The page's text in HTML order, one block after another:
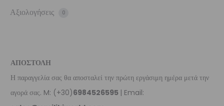
Αξιολογήσεις 0
ΑΠΟΣΤΟΛΗ
Η παραγγελία σας θα αποσταλεί την πρώτη εργάσιμη ημέρα μετά την
αγορά σας. M: (+30)6984526595 | Email: